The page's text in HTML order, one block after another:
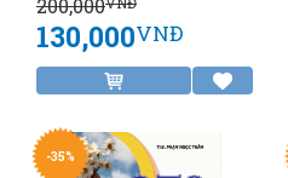
200,000
130,000VNĐ
-35%